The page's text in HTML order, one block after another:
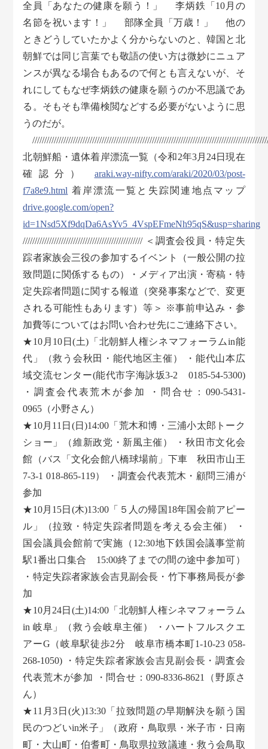
全員「あなたの健康を願う！」 李炳鉄「10月の
名節を祝います！」 部隊全員「万歳！」 他の
ときどうしていたかよく分からないのと、韓国と北
朝鮮では同じ言葉でも敬語の使い方は微妙にニュア
ンスが異なる場合もあるので何とも言えないが、そ
れにしてもなぜ李炳鉄の健康を願うのか不思議であ
る。そもそも準備検閲などする必要がないように思
うのだが。
北朝鮮船・遺体着岸漂流一覧（令和2年3月24日現在
確認分） araki.way-nifty.com/araki/2020/03/post-
f7a8e9.html 着岸漂流一覧と失踪関連地点マップ
drive.google.com/open?
id=1Nsd5Xf9dqDa6AsYv5_4VspEFmeNh95qS&usp=sharing
////////////////////////////////////////////////// ＜調査会役員・特定失
踪者家族会三役の参加するイベント（一般公開の拉
致問題に関係するもの）・メディア出演・寄稿・特
定失踪者問題に関する報道（突発事案などで、変更
される可能性もあります）等＞ ※事前申込み・参
加費等についてはお問い合わせ先にご連絡下さい。
★10月10日(土)「北朝鮮人権シネマフォーラムin能
代」（救う会秋田・能代地区主催） ・能代山本広
域交流センター(能代市字海詠坂3-2 0185-54-5300)
・調査会代表荒木が参加 ・問合せ：090-5431-
0965（小野さん）
★10月11日(日)14:00「荒木和博・三浦小太郎トーク
ショー」（維新政党・新風主催） ・秋田市文化会
館（バス「文化会館八橋球場前」下車 秋田市山王
7-3-1 018-865-119） ・調査会代表荒木・顧問三浦が
参加
★10月15日(木)13:00「５人の帰国18年国会前アピー
ル」（拉致・特定失踪者問題を考える会主催） ・
国会議員会館前で実施（12:30地下鉄国会議事堂前
駅1番出口集合 15:00終了までの間の途中参加可）
・特定失踪者家族会吉見副会長・竹下事務局長が参
加
★10月24日(土)14:00「北朝鮮人権シネマフォーラム
in 岐阜」（救う会岐阜主催） ・ハートフルスクエ
アーG（岐阜駅徒歩2分 岐阜市橋本町1-10-23 058-
268-1050) ・特定失踪者家族会吉見副会長・調査会
代表荒木が参加 ・問合せ：090-8336-8621（野原さ
ん）
★11月3日(火)13:30「拉致問題の早期解決を願う国
民のつどいin米子」（政府・鳥取県・米子市・日南
町・大山町・伯耆町・鳥取県拉致議連・救う会鳥取